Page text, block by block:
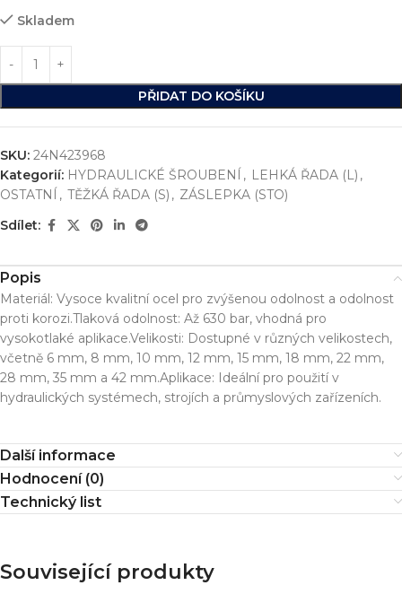
Skladem
PŘIDAT DO KOŠÍKU
SKU: 24N423968
Kategorií: HYDRAULICKÉ ŠROUBENÍ , LEHKÁ ŘADA (L) ,
OSTATNÍ , TĚŽKÁ ŘADA (S) , ZÁSLEPKA (STO)
Sdílet:
Popis
Materiál: Vysoce kvalitní ocel pro zvýšenou odolnost a odolnost
proti korozi.Tlaková odolnost: Až 630 bar, vhodná pro
vysokotlaké aplikace.Velikosti: Dostupné v různých velikostech,
včetně 6 mm, 8 mm, 10 mm, 12 mm, 15 mm, 18 mm, 22 mm,
28 mm, 35 mm a 42 mm.Aplikace: Ideální pro použití v
hydraulických systémech, strojích a průmyslových zařízeních.
Další informace
Hodnocení (0)
Technický list
Související produkty